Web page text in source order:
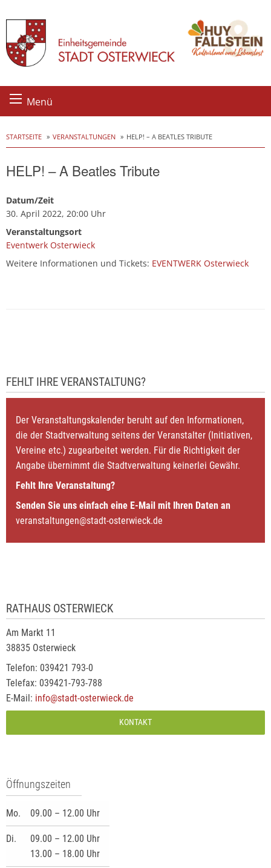
Skip
Menü
STARTSEITE VERANSTALTUNGEN HELP! – A BEATLES TRIBUTE
HELP! – A Beatles Tribute
Datum/Zeit
30. April 2022, 20:00 Uhr
Veranstaltungsort
Eventwerk Osterwieck
Weitere Informationen und Tickets: EVENTWERK Osterwieck
FEHLT IHRE VERANSTALTUNG?
Der Veranstaltungskalender beruht auf den Informationen,
die der Stadtverwaltung seitens der Veranstalter (Initiativen,
Vereine etc.) zugearbeitet werden. Für die Richtigkeit der
Angabe übernimmt die Stadtverwaltung keinerlei Gewähr.
Fehlt Ihre Veranstaltung?
Senden Sie uns einfach eine E-Mail mit Ihren Daten an
veranstaltungen@stadt-osterwieck.de
RATHAUS OSTERWIECK
Am Markt 11
38835 Osterwieck
Telefon: 039421 793-0
Telefax: 039421-793-788
E-Mail: info@stadt-osterwieck.de
KONTAKT
Öffnungszeiten
Mo. 09.00 – 12.00 Uhr
Di.
09.00 – 12.00 Uhr
13.00 – 18.00 Uhr